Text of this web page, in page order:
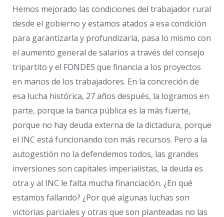
Hemos mejorado las condiciones del trabajador rural
desde el gobierno y estamos atados a esa condición
para garantizarla y profundizarla, pasa lo mismo con
el aumento general de salarios a través del consejo
tripartito y el FONDES que financia a los proyectos
en manos de los trabajadores. En la concreción de
esa lucha histórica, 27 años después, la logramos en
parte, porque la banca pública es la más fuerte,
porque no hay deuda externa de la dictadura, porque
el INC está funcionando con más recursos. Pero a la
autogestión no la defendemos todos, las grandes
inversiones son capitales imperialistas, la deuda es
otra y al INC le falta mucha financiación. ¿En qué
estamos fallando? ¿Por qué algunas luchas son
victorias parciales y otras que son planteadas no las